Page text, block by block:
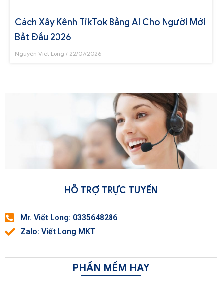
Cách Xây Kênh TikTok Bằng AI Cho Người Mới
Bắt Đầu 2026
Nguyễn Viết Long 22/07/2026
HỖ TRỢ TRỰC TUYẾN
Mr. Viết Long: 0335648286
Zalo: Viết Long MKT
PHẦN MỀM HAY